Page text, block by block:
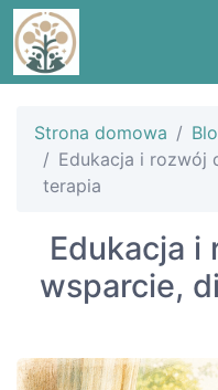
Strona domowa
Edukacja i rozwój
terapia
Edukacja i
wsparcie,